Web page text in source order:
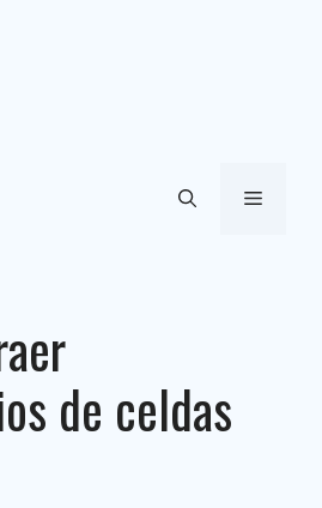
Menú
de celdas